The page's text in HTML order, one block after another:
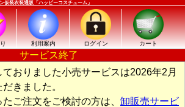
仮装衣装通販「ハッピーコスチューム」
利用案内 ログイン カート
サービス終了
おりました小売サービスは2026年2月
きました。
ご注文をご検討の方は、 卸販売サービ